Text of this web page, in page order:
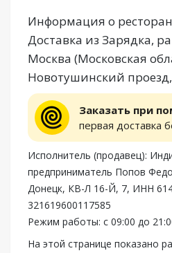
Информация о
Доставка из Зарядка,
Москва (Московская
Новотушинский
Заказать при
первая доставка
Исполнитель (продавец):
предприниматель Попов
Донецк, КВ-Л 16-Й, 7, ИНН
321619600117585
Режим работы: с 09:00 до
На этой странице показано